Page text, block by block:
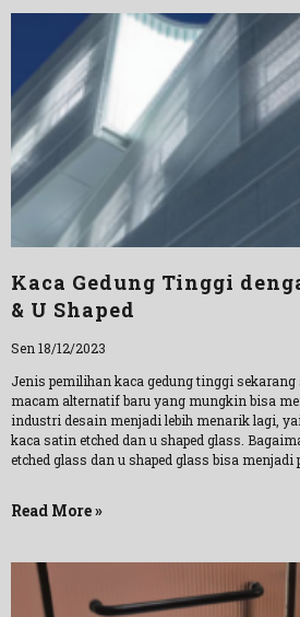
Kaca Gedung Tinggi
& U Shaped
Sen 18/12/2023
Jenis pemilihan kaca gedung tinggi
macam alternatif baru yang mungkin bisa
industri desain menjadi lebih menarik lagi,
kaca satin etched dan u shaped glass.
etched glass dan u shaped glass bisa
Read More »